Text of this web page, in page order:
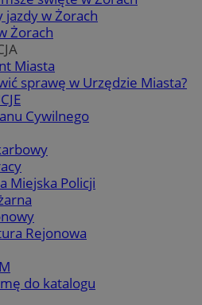
jazdy w Żorach
Żorach
Miasta
sprawę w Urzędzie Miasta?
Cywilnego
Miejska Policji
Rejonowa
do katalogu